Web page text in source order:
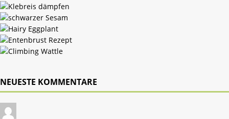
NEUESTE KOMMENTARE